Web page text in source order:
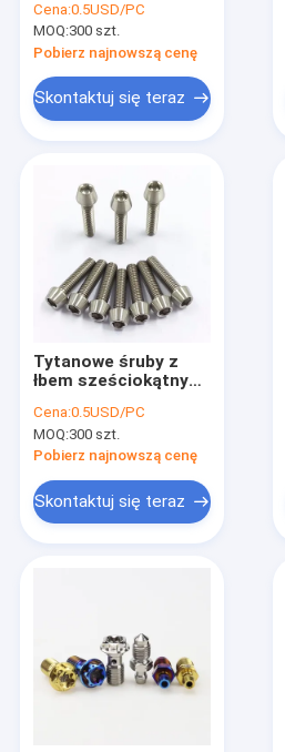
samochodowych
Cena:0.5USD/PC
MOQ:300 szt.
Pobierz najnowszą cenę
Skontaktuj się teraz
Tytanowe śruby z
łbem sześciokątnym
Tytanowa śruba 1.0
DIN912
Cena:0.5USD/PC
MOQ:300 szt.
Pobierz najnowszą cenę
Skontaktuj się teraz